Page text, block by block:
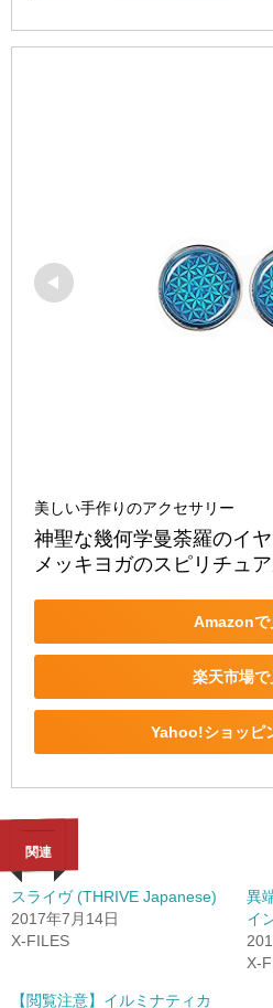
美しい手作りのアクセサリー
神聖な幾何学曼荼羅のイ
メッキヨガのスピリチュ
Amazonで
楽天市場で
Yahoo!ショッピ
関連
スライヴ (THRIVE Japanese)
2017年7月14日
X-FILES
異
イ
X-
【閲覧注意】イルミナティカ